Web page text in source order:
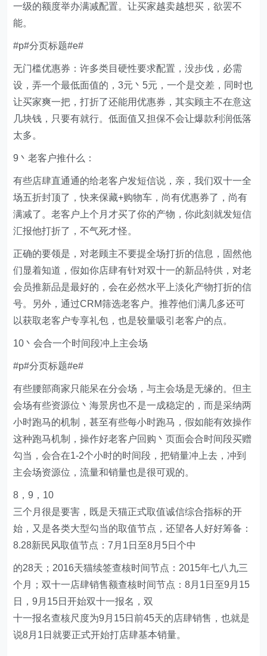
一级的额度举办满减配置。让买家越卖越想买，欲罢不
能。
#p#分页标题#e#
无门槛优惠券：许多类目硬性要求配置，没步伐，必需
设，弄一个最低面值的，3元丶5元，一个是交差，同时也
让买家爽一把，打折了还能用优惠券，其实顾主不在意这
几块钱，只要有就行。低面值又担保不会让爆款利润低落
太多。
9丶老客户推什么：
有些店肆直通通的给老客户发短信说，亲，我们双十一全
场五折封顶了，快来保藏+购物车，尚有优惠券了，尚有
满减了。老客户上个月才买了你的产物，你此刻就发短信
汇报他打折了，不气死才怪。
正确的要领是，对老顾主不要提全场打折的信息，固然他
们显着知道，假如你店肆有针对双十一的新品特供，对老
会员推新品是最好的，会在必然水平上淡化产物打折的信
号。另外，通过CRM筛选老客户。推荐他们满几多还可
以获取老客户专享礼包，也是较量吸引老客户的点。
10丶会合一个时间段冲上主会场
#p#分页标题#e#
有些腰部商家只能呆在分会场，与主会场是无缘的。但主
会场有些资源位丶海景房也不是一成稳定的，而是采纳两
小时跑马的机制，甚至有些每小时跑马，假如能有效操作
这种跑马机制，操作好老客户回购丶页面会合时间段买赠
勾当，会合在1-2个小时的时间段，把销量冲上去，冲到
主会场资源位，流量和销量也是很可观的。
8，9，10
三个月很是要害，既是天猫正式取值诚信综合指标的开
始，又是各类大型勾当的取值节点，还望各人好好筹备：
8.28新民风取值节点：7月1日至8月5日个中
的28天；2016天猫续签查核时间节点：2015年七八九三
个月；双十一店肆销售额查核时间节点：8月1日至9月15
日，9月15日开始双十一报名，双
十一报名查核尺度为9月15日前45天的店肆销售，也就是
说8月1日就要正式开始打店肆基本销量。